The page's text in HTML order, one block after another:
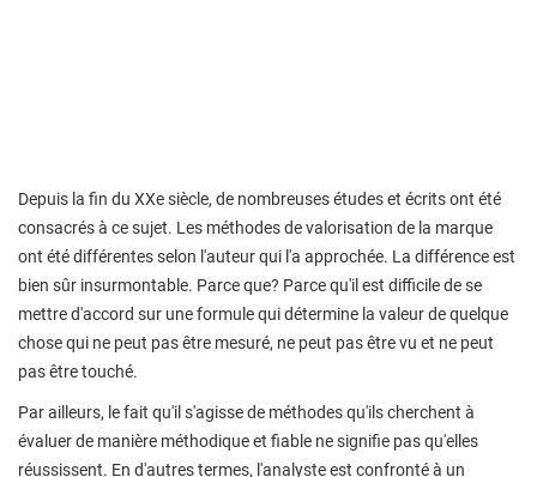
Depuis la fin du XXe siècle, de nombreuses études et écrits ont été
consacrés à ce sujet. Les méthodes de valorisation de la marque
ont été différentes selon l'auteur qui l'a approchée. La différence est
bien sûr insurmontable. Parce que? Parce qu'il est difficile de se
mettre d'accord sur une formule qui détermine la valeur de quelque
chose qui ne peut pas être mesuré, ne peut pas être vu et ne peut
pas être touché.
Par ailleurs, le fait qu'il s'agisse de méthodes qu'ils cherchent à
évaluer de manière méthodique et fiable ne signifie pas qu'elles
réussissent. En d'autres termes, l'analyste est confronté à un